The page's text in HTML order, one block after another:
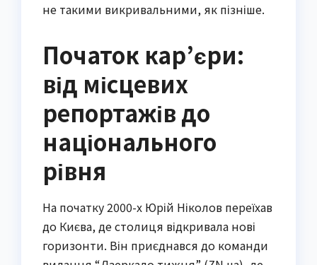
не такими викривальними, як пізніше.
Початок кар’єри:
від місцевих
репортажів до
національного
рівня
На початку 2000-х Юрій Ніколов переїхав
до Києва, де столиця відкривала нові
горизонти. Він приєднався до команди